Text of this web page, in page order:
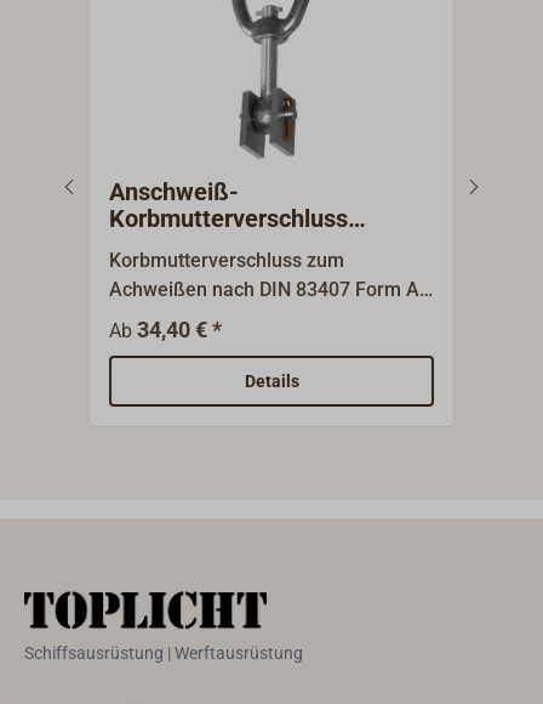
Anschweiß-
Korbmutterverschluss
Edelstahl / Stahl
Korbmutterverschluss zum
Achweißen nach DIN 83407 Form A.
Lieferumfang: Augenschraube und
Korbmutter aus Edelstahl,
Anschweißplatten aus Stahl,
Edelstahl-Bolzen und Kupfer-
Ab34,40 € *
Details
Schiffsausrüstung | Werftausrüstung